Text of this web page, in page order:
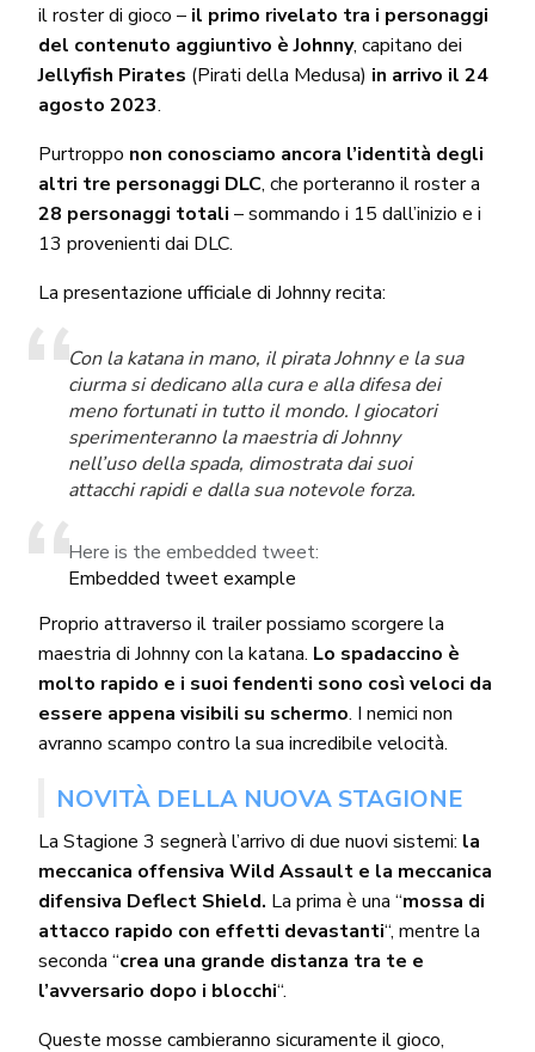
il roster di gioco – il primo rivelato tra i personaggi
del contenuto aggiuntivo è Johnny, capitano dei
Jellyfish Pirates (Pirati della Medusa) in arrivo il 24
agosto 2023.
Purtroppo non conosciamo ancora l’identità degli
altri tre personaggi DLC, che porteranno il roster a
28 personaggi totali – sommando i 15 dall’inizio e i
13 provenienti dai DLC.
La presentazione ufficiale di Johnny recita:
Con la katana in mano, il pirata Johnny e la sua
ciurma si dedicano alla cura e alla difesa dei
meno fortunati in tutto il mondo. I giocatori
sperimenteranno la maestria di Johnny
nell’uso della spada, dimostrata dai suoi
attacchi rapidi e dalla sua notevole forza.
Here is the embedded tweet:
Embedded tweet example
Proprio attraverso il trailer possiamo scorgere la
maestria di Johnny con la katana. Lo spadaccino è
molto rapido e i suoi fendenti sono così veloci da
essere appena visibili su schermo. I nemici non
avranno scampo contro la sua incredibile velocità.
NOVITÀ DELLA NUOVA STAGIONE
La Stagione 3 segnerà l’arrivo di due nuovi sistemi: la
meccanica offensiva Wild Assault e la meccanica
difensiva Deflect Shield. La prima è una “mossa di
attacco rapido con effetti devastanti“, mentre la
seconda “crea una grande distanza tra te e
l’avversario dopo i blocchi“.
Queste mosse cambieranno sicuramente il gioco,